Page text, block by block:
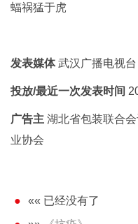
蝠祸猛于虎
发表媒体武汉广播电视台
投放/最近一次发表时间
广告主 湖北省包装联合
业协会
«« 已经没有了